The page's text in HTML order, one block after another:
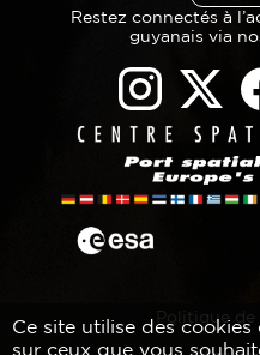
Ce site utilise des
sur ceux que vous
Restez connectés à
guyanais via
Politique